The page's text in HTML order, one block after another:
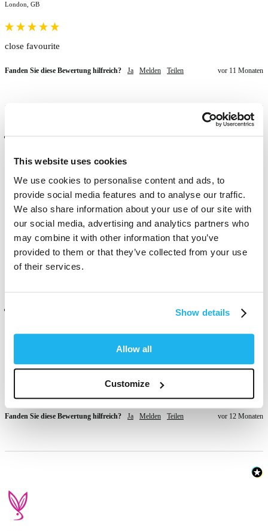
This website uses cookies
We use cookies to personalise content and ads, to
provide social media features and to analyse our traffic.
We also share information about your use of our site with
our social media, advertising and analytics partners who
may combine it with other information that you’ve
provided to them or that they’ve collected from your use
of their services.
Show details
Allow all
Customize
London, GB
close favourite
Fanden Sie diese Bewertung hilfreich? Ja Melden Teilen vor 11 Monaten
Verifizierter Käufer
Schwechat, AT
Haven't used it yet, but I'm obsessed with how unique this shade
Fanden Sie diese Bewertung hilfreich? Ja Melden Teilen vor 12 Monaten
Felling, GB
Pretty salmon type colour, i mixed it with lavender and got a very
Fanden Sie diese Bewertung hilfreich? Ja Melden Teilen vor 12 Monaten